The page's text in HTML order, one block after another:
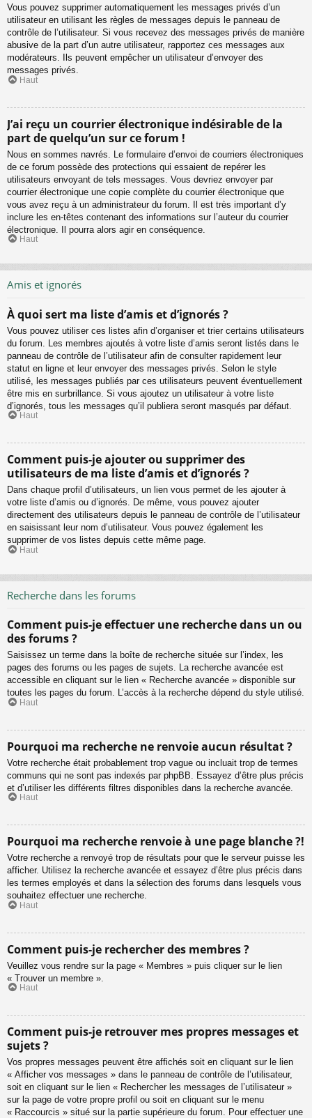
Vous pouvez supprimer automatiquement les messages privés d’un
utilisateur en utilisant les règles de messages depuis le panneau de
contrôle de l’utilisateur. Si vous recevez des messages privés de manière
abusive de la part d’un autre utilisateur, rapportez ces messages aux
modérateurs. Ils peuvent empêcher un utilisateur d’envoyer des
messages privés.
Haut
J’ai reçu un courrier électronique indésirable de la
part de quelqu’un sur ce forum !
Nous en sommes navrés. Le formulaire d’envoi de courriers électroniques
de ce forum possède des protections qui essaient de repérer les
utilisateurs envoyant de tels messages. Vous devriez envoyer par
courrier électronique une copie complète du courrier électronique que
vous avez reçu à un administrateur du forum. Il est très important d’y
inclure les en-têtes contenant des informations sur l’auteur du courrier
électronique. Il pourra alors agir en conséquence.
Haut
Amis et ignorés
À quoi sert ma liste d’amis et d’ignorés ?
Vous pouvez utiliser ces listes afin d’organiser et trier certains utilisateurs
du forum. Les membres ajoutés à votre liste d’amis seront listés dans le
panneau de contrôle de l’utilisateur afin de consulter rapidement leur
statut en ligne et leur envoyer des messages privés. Selon le style
utilisé, les messages publiés par ces utilisateurs peuvent éventuellement
être mis en surbrillance. Si vous ajoutez un utilisateur à votre liste
d’ignorés, tous les messages qu’il publiera seront masqués par défaut.
Haut
Comment puis-je ajouter ou supprimer des
utilisateurs de ma liste d’amis et d’ignorés ?
Dans chaque profil d’utilisateurs, un lien vous permet de les ajouter à
votre liste d’amis ou d’ignorés. De même, vous pouvez ajouter
directement des utilisateurs depuis le panneau de contrôle de l’utilisateur
en saisissant leur nom d’utilisateur. Vous pouvez également les
supprimer de vos listes depuis cette même page.
Haut
Recherche dans les forums
Comment puis-je effectuer une recherche dans un ou
des forums ?
Saisissez un terme dans la boîte de recherche située sur l’index, les
pages des forums ou les pages de sujets. La recherche avancée est
accessible en cliquant sur le lien « Recherche avancée » disponible sur
toutes les pages du forum. L’accès à la recherche dépend du style utilisé.
Haut
Pourquoi ma recherche ne renvoie aucun résultat ?
Votre recherche était probablement trop vague ou incluait trop de termes
communs qui ne sont pas indexés par phpBB. Essayez d’être plus précis
et d’utiliser les différents filtres disponibles dans la recherche avancée.
Haut
Pourquoi ma recherche renvoie à une page blanche ?!
Votre recherche a renvoyé trop de résultats pour que le serveur puisse les
afficher. Utilisez la recherche avancée et essayez d’être plus précis dans
les termes employés et dans la sélection des forums dans lesquels vous
souhaitez effectuer une recherche.
Haut
Comment puis-je rechercher des membres ?
Veuillez vous rendre sur la page « Membres » puis cliquer sur le lien
« Trouver un membre ».
Haut
Comment puis-je retrouver mes propres messages et
sujets ?
Vos propres messages peuvent être affichés soit en cliquant sur le lien
« Afficher vos messages » dans le panneau de contrôle de l’utilisateur,
soit en cliquant sur le lien « Rechercher les messages de l’utilisateur »
sur la page de votre propre profil ou soit en cliquant sur le menu
« Raccourcis » situé sur la partie supérieure du forum. Pour effectuer une